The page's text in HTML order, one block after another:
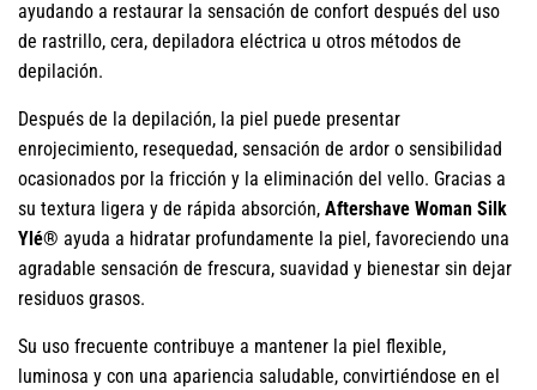
ayudando a restaurar la sensación de confort después del uso
de rastrillo, cera, depiladora eléctrica u otros métodos de
depilación.
Después de la depilación, la piel puede presentar
enrojecimiento, resequedad, sensación de ardor o sensibilidad
ocasionados por la fricción y la eliminación del vello. Gracias a
su textura ligera y de rápida absorción, Aftershave Woman Silk
Ylé® ayuda a hidratar profundamente la piel, favoreciendo una
agradable sensación de frescura, suavidad y bienestar sin dejar
residuos grasos.
Su uso frecuente contribuye a mantener la piel flexible,
luminosa y con una apariencia saludable, convirtiéndose en el